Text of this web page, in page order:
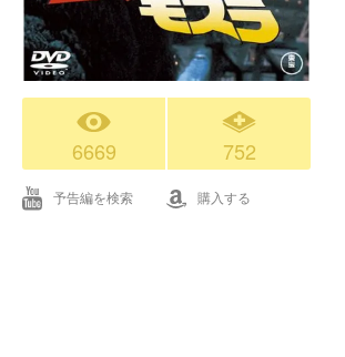
6669 752
予告編を検索 購入する